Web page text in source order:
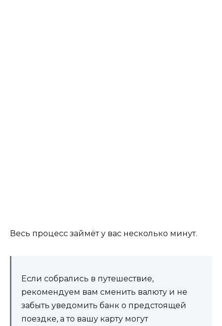
Весь процесс займёт у вас несколько минут.
Если собрались в путешествие,
рекомендуем вам сменить валюту и не
забыть уведомить банк о предстоящей
поездке, а то вашу карту могут